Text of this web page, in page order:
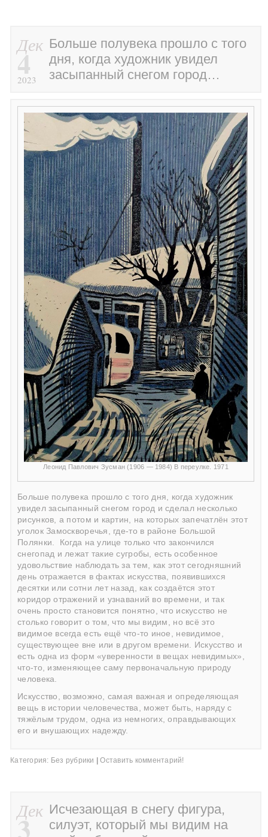
Дек
4
2023
Больше полувека прошло с того
дня, когда художник увидел
засыпанный снегом город…
Леонид Павлович Зусман (1906 — 1984) В переулке. 1971
Больше полувека прошло с того дня, когда художник
увидел засыпанный снегом город и сделал несколько
рисунков, а потом и картин, на которых запечатлён этот
уголок Замоскворечья, где-то в районе Большой
Полянки.
Когда на улице только что закончился
снегопад и лежат такие сугробы, есть особенное
удовольствие наблюдать за тем, как этот сегодняшний
день отражается в фактах искусства, появившихся
десятки или сотни лет назад, как создаётся этот
коридор отражений и узнаваний во времени, и так
очень просто становится понятно, что искусство не
столько говорит о том, что мы видим, но всё это
видимое всегда есть ещё что-то иное, невидимое,
существующее вне или в другом времени. Искусство и
есть одна из форм «уверенности в вещах невидимых»,
что-то, изменяющее саму первоначальную природу
человека.
Искусство, возможно, самая важная и определяющая
вещь в истории человечества, может быть, наряду с
тяжёлым трудом, одна из немногих, оправдывающих
его и внушающих надежду.
Категория: Без рубрики Оставить комментарий!
Дек
3
Исчезающая в снегу фигура,
силуэт, который мы видим на